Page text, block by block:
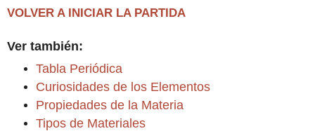
VOLVER A INICIAR LA PARTIDA
Ver también:
Tabla Periódica
Curiosidades de los Elementos
Propiedades de la Materia
Tipos de Materiales